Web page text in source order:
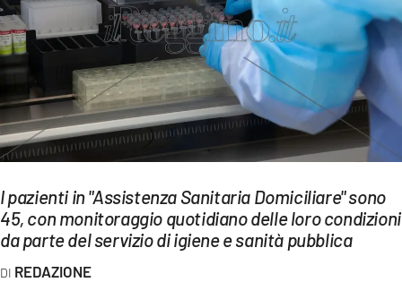
ECONOMIA E LAVORO
EVENTI
SPORT
Streaming
LAC NETWORK
LAC ONAIR
I pazienti in "Assistenza Sanitaria Domiciliare" sono
45, con monitoraggio quotidiano delle loro condizioni
da parte del servizio di igiene e sanità pubblica
REDAZIONE